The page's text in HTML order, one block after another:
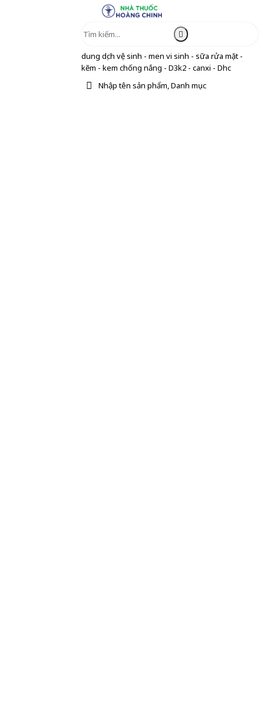
dung dịch vệ sinh - men vi sinh - sữa rửa mặt -
kẽm - kem chống nắng - D3k2 - canxi - Dhc
Nhập tên sản phẩm, Danh mục